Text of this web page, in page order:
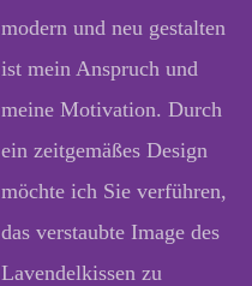
modern und neu gestalten
ist mein Anspruch und
meine Motivation. Durch
ein zeitgemäßes Design
möchte ich Sie verführen,
das verstaubte Image des
Lavendelkissen zu